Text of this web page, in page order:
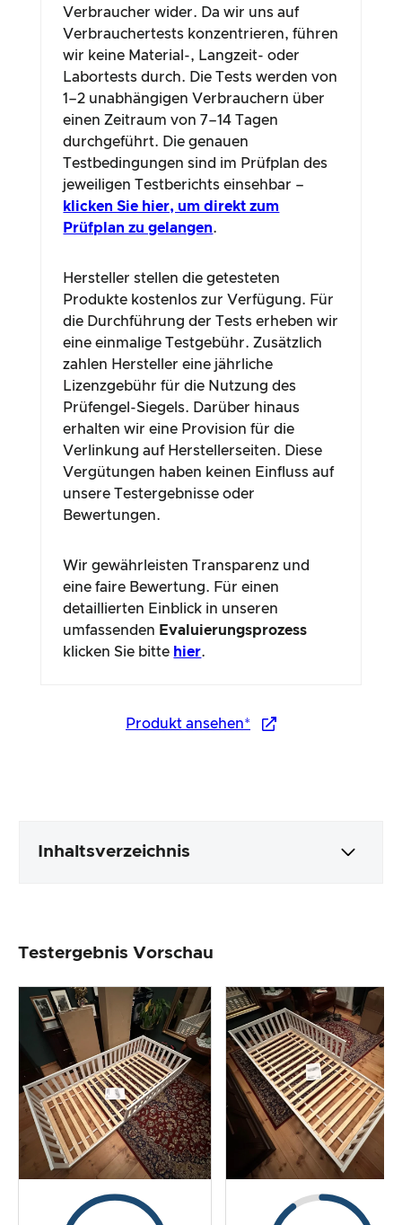
Verbraucher wider. Da wir uns auf
Verbrauchertests konzentrieren, führen
wir keine Material-, Langzeit- oder
Labortests durch. Die Tests werden von
1–2 unabhängigen Verbrauchern über
einen Zeitraum von 7–14 Tagen
durchgeführt. Die genauen
Testbedingungen sind im Prüfplan des
jeweiligen Testberichts einsehbar –
klicken Sie hier, um direkt zum
Prüfplan zu gelangen.
Hersteller stellen die getesteten
Produkte kostenlos zur Verfügung. Für
die Durchführung der Tests erheben wir
eine einmalige Testgebühr. Zusätzlich
zahlen Hersteller eine jährliche
Lizenzgebühr für die Nutzung des
Prüfengel-Siegels. Darüber hinaus
erhalten wir eine Provision für die
Verlinkung auf Herstellerseiten. Diese
Vergütungen haben keinen Einfluss auf
unsere Testergebnisse oder
Bewertungen.
Wir gewährleisten Transparenz und
eine faire Bewertung. Für einen
detaillierten Einblick in unseren
umfassenden Evaluierungsprozess
klicken Sie bitte hier.
Produkt ansehen*
Inhaltsverzeichnis
Produktverarbeitung & Erscheinungsbild
Der Praxistest
Preis-/ Leistungsverhältnis
Gesamtergebnis
Testergebnis Vorschau